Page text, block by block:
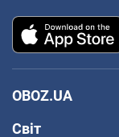
OBOZ.UA
Світ